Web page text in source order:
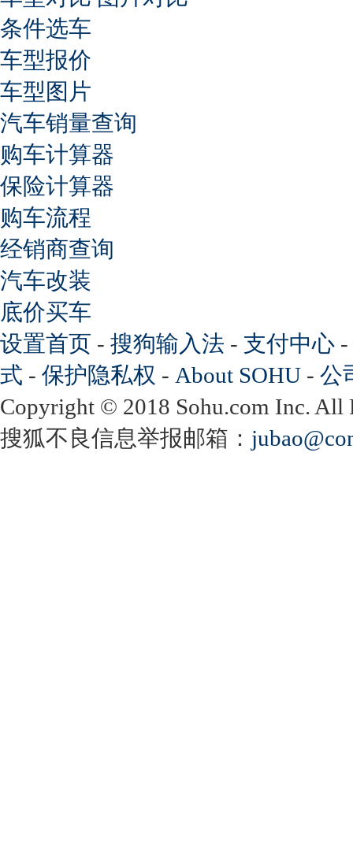
条件选车
车型报价
车型图片
汽车销量查询
购车计算器
保险计算器
购车流程
经销商查询
汽车改装
底价买车
设置首页 - 搜狗输入法 - 支付中心 -
式 - 保护隐私权 - About SOHU - 公
Copyright © 2018 Sohu.com Inc.
搜狐不良信息举报邮箱：